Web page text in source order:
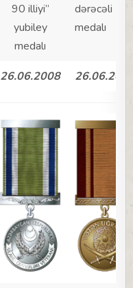
90 illiyi”
yubiley
medalı
dərəcəli
medalı
26.06.2008